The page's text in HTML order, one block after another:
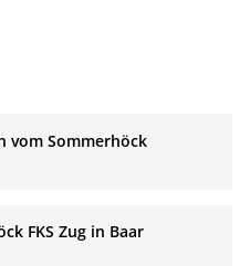
vom Sommerhöck
FKS Zug in Baar